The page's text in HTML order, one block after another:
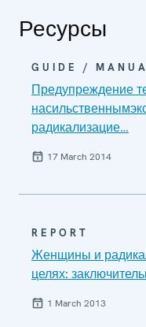
Ресурсы
GUIDE /
Предупреждение
радикализацие…
17 March 2014
REPORT
Женщины и
целях:
1 March 2013